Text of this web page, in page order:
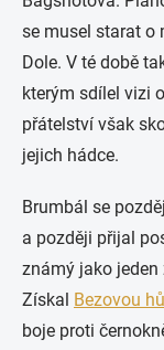
se musel starat o
Dole. V té době
kterým sdílel vizi
přátelství však
jejich hádce.
Brumbál se
a později přijal
známý jako jeden
Získal Bezovou
boje proti